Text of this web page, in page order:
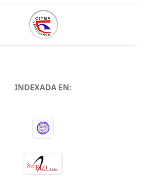
INDEXADA EN: